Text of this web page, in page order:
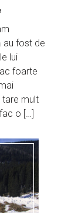
au fost de
lui
foarte
mult
o […]